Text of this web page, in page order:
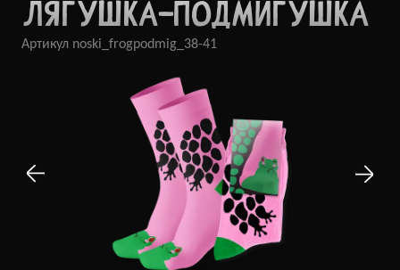
ЛЯГУШ­КА-ПО­ДМИГУ­ШКА
Артикул noski_frogpodmig_38-41